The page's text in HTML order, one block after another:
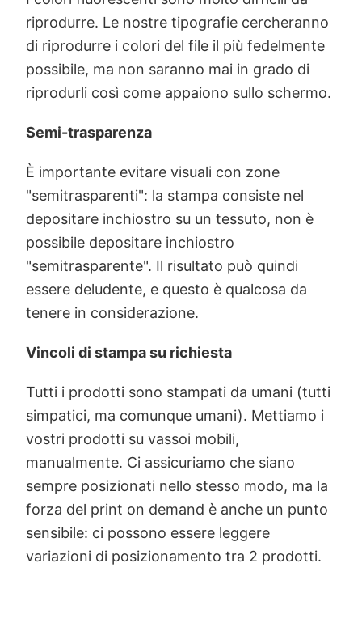
riprodurre. Le nostre tipografie cercheranno
di riprodurre i colori del file il più fedelmente
possibile, ma non saranno mai in grado di
riprodurli così come appaiono sullo schermo.
Semi-trasparenza
È importante evitare visuali con zone
"semitrasparenti": la stampa consiste nel
depositare inchiostro su un tessuto, non è
possibile depositare inchiostro
"semitrasparente". Il risultato può quindi
essere deludente, e questo è qualcosa da
tenere in considerazione.
Vincoli di stampa su richiesta
Tutti i prodotti sono stampati da umani (tutti
simpatici, ma comunque umani). Mettiamo i
vostri prodotti su vassoi mobili,
manualmente. Ci assicuriamo che siano
sempre posizionati nello stesso modo, ma la
forza del print on demand è anche un punto
sensibile: ci possono essere leggere
variazioni di posizionamento tra 2 prodotti.